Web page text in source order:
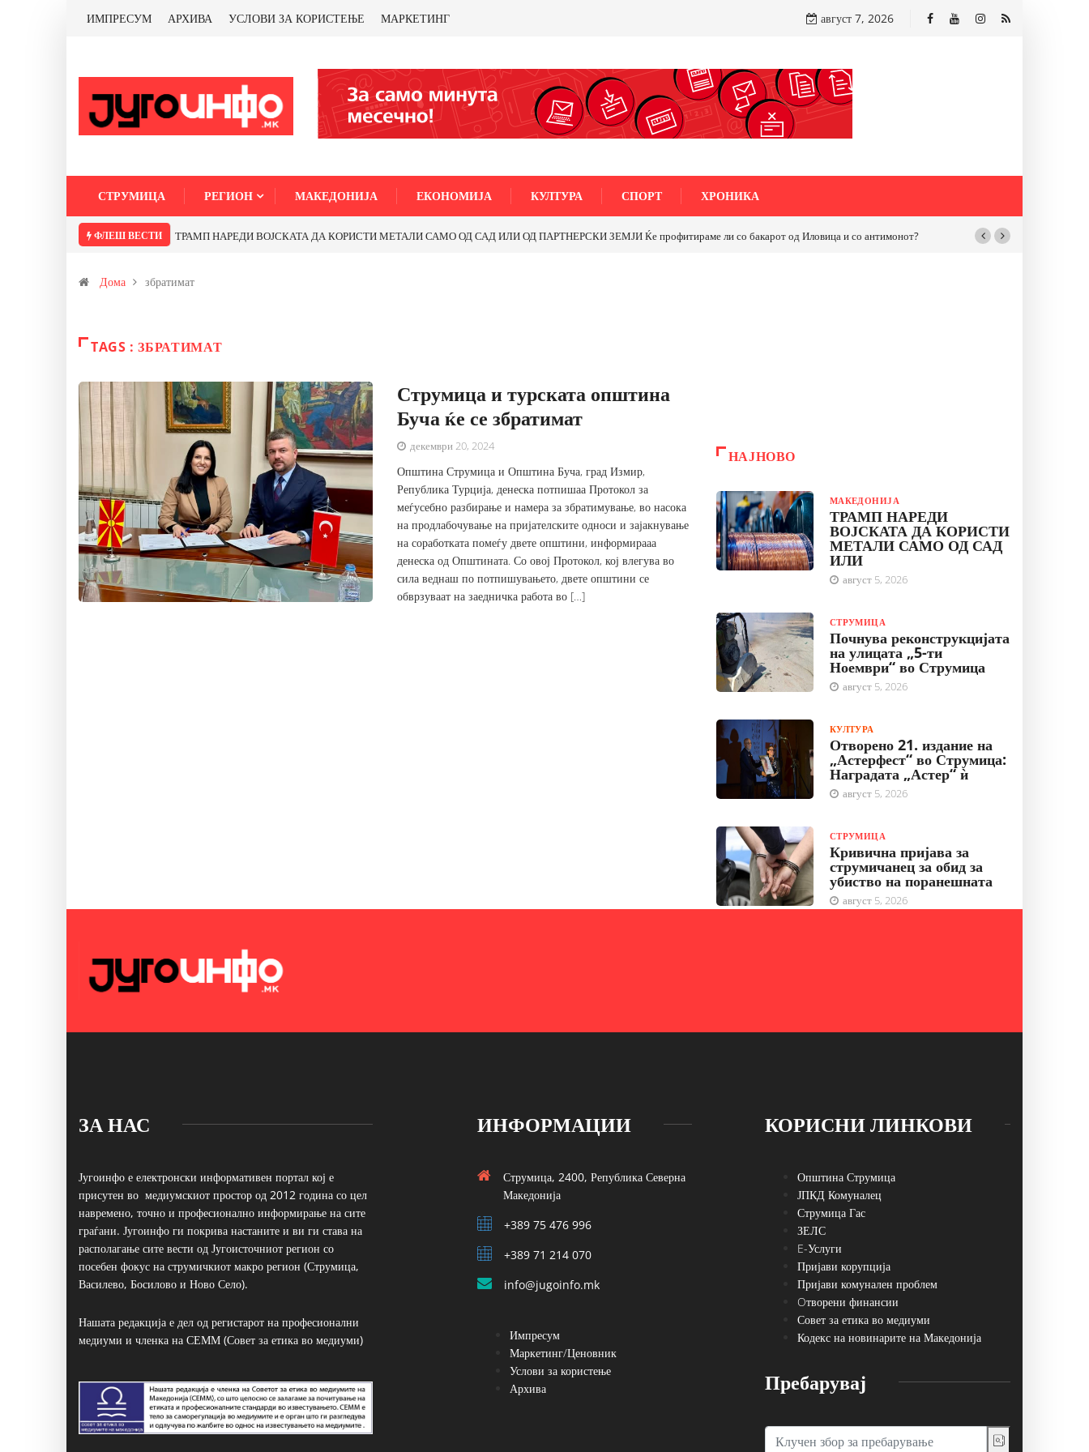
ИМПРЕСУМ АРХИВА УСЛОВИ ЗА КОРИСТЕЊЕ МАРКЕТИНГ август 7, 2026
СТРУМИЦА РЕГИОН МАКЕДОНИЈА ЕКОНОМИЈА КУЛТУРА СПОРТ ХРОНИКА
ФЛЕШ ВЕСТИ ТРАМП НАРЕДИ ВОЈСКАТА ДА КОРИСТИ МЕТАЛИ САМО ОД САД ИЛИ ОД ПАРТНЕРСКИ ЗЕМЈИ Ќе профитираме ли со бакарот од Иловица и со антимонот?
Дома збратимат
TAGS : ЗБРАТИМАТ
Струмица и турската општина
Буча ќе се збратимат
декември 20, 2024
Општина Струмица и Општина Буча, град Измир,
Република Турција, денеска потпишаа Протокол за
меѓусебно разбирање и намера за збратимување, во насока
на продлабочување на пријателските односи и зајакнување
на соработката помеѓу двете општини, информирааа
денеска од Општината. Со овој Протокол, кој влегува во
сила веднаш по потпишувањето, двете општини се
обврзуваат на заедничка работа во […]
НАЈНОВО
МАКЕДОНИЈА
ТРАМП НАРЕДИ
ВОЈСКАТА ДА КОРИСТИ
МЕТАЛИ САМО ОД САД
ИЛИ
август 5, 2026
СТРУМИЦА
Почнува реконструкцијата
на улицата „5-ти
Ноември“ во Струмица
август 5, 2026
КУЛТУРА
Отворено 21. издание на
„Астерфест“ во Струмица:
Наградата „Астер“ ѝ
август 5, 2026
СТРУМИЦА
Кривична пријава за
струмичанец за обид за
убиство на поранешната
август 5, 2026
ЗА НАС
Југоинфо е електронски информативен портал кој е
присутен во медиумскиот простор од 2012 година со цел
навремено, точно и професионално информирање на сите
граѓани. Југоинфо ги покрива настаните и ви ги става на
располагање сите вести од Југоисточниот регион со
посебен фокус на струмичкиот макро регион (Струмица,
Василево, Босилово и Ново Село).
Нашата редакција е дел од регистарот на професионални
медиуми и членка на СЕММ (Совет за етика во медиуми)
ИНФОРМАЦИИ
Струмица, 2400, Република Северна
Македонија
+389 75 476 996
+389 71 214 070
info@jugoinfo.mk
Импресум
Маркетинг/Ценовник
Услови за користење
Архива
КОРИСНИ ЛИНКОВИ
Општина Струмица
ЈПКД Комуналец
Струмица Гас
ЗЕЛС
E-Услуги
Пријави корупција
Пријави комунален проблем
Oтворени финансии
Совет за етика во медиуми
Кодекс на новинарите на Македонија
Пребарувај